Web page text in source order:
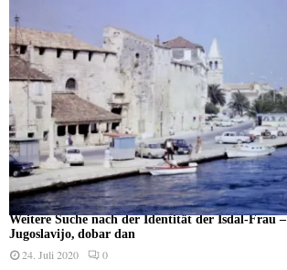
Weitere Suche nach der Identität der Isdal-Frau –
Jugoslavijo, dobar dan
24. Juli 2020 0